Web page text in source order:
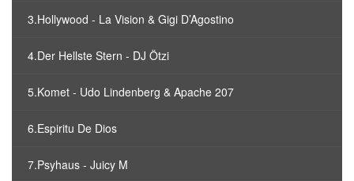
3.Hollywood - La Vision & Gigi D’Agostino
4.Der Hellste Stern - DJ Ötzi
5.Komet - Udo Lindenberg & Apache 207
6.Espiritu De Dios
7.Psyhaus - Juicy M